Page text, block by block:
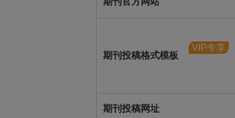
期刊投稿格式模板
VIP专享
期刊投稿网址